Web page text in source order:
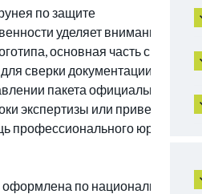
по защите
уделяет внимание не
основная часть срока
сверки документации.
пакета официальных
экспертизы или привести к
профессионального юриста
по национальной